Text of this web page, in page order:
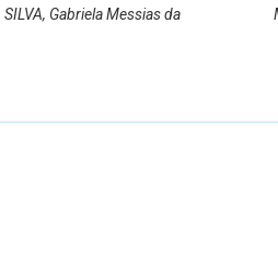
SILVA, Gabriela Messias da